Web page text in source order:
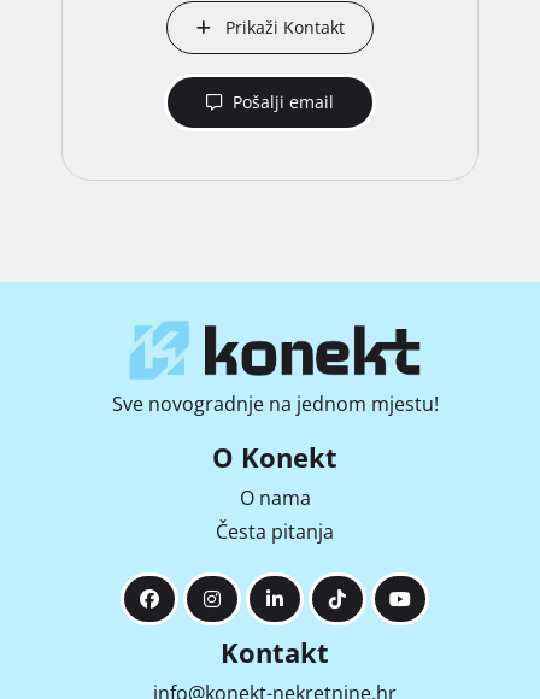
Prikaži Kontakt
Pošalji email
Sve novogradnje na jednom mjestu!
O Konekt
O nama
Česta pitanja
Kontakt
info@konekt-nekretnine.hr